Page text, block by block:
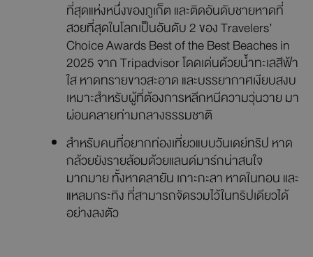
ที่สุดแห่งหนึ่งของภูเก็ต และติดอันดับชายหาดที่
สวยที่สุดในโลกเป็นอันดับ 2 ของ Travelers’
Choice Awards Best of the Best Beaches in
2025 จาก Tripadvisor โดดเด่นด้วยน้ำทะเลสีฟ้า
ใส หาดทรายขาวสะอาด และบรรยากาศเงียบสงบ
เหมาะสำหรับผู้ที่ต้องการหลีกหนีความวุ่นวาย มา
ผ่อนคลายท่ามกลางธรรมชาติ
สำหรับคนที่อยากท่องเที่ยวแบบวันเดย์ทริป หาด
กล้วยยังรายล้อมด้วยแลนด์มาร์กน่าสนใจ
มากมาย ทั้งหาดลายัน เกาะกะลา หาดในทอน และ
แหลมกระทิง ที่สามารถจัดรวมไว้ในทริปเดียวได้
อย่างลงตัว